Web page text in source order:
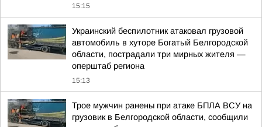
15:15
Украинский беспилотник атаковал грузовой
автомобиль в хуторе Богатый Белгородской
области, пострадали три мирных жителя —
оперштаб региона
15:13
Трое мужчин ранены при атаке БПЛА ВСУ на
грузовик в Белгородской области, сообщили